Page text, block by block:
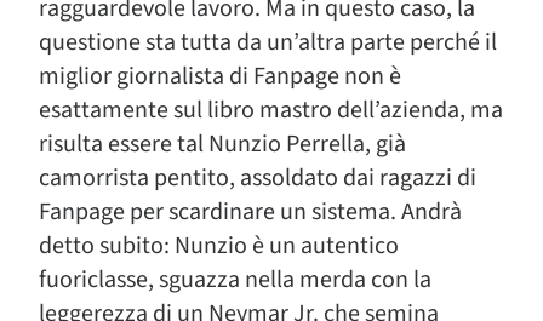
ragguardevole lavoro. Ma in questo caso, la
questione sta tutta da un’altra parte perché il
miglior giornalista di Fanpage non è
esattamente sul libro mastro dell’azienda, ma
risulta essere tal Nunzio Perrella, già
camorrista pentito, assoldato dai ragazzi di
Fanpage per scardinare un sistema. Andrà
detto subito: Nunzio è un autentico
fuoriclasse, sguazza nella merda con la
leggerezza di un Neymar Jr. che semina